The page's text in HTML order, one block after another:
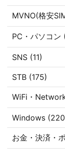
MVNO(格安
PC・パソコン
SNS (11)
STB (175)
WiFi・
Windows
お金・決済・